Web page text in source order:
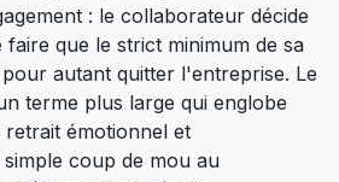
: le collaborateur décide
que le strict minimum de sa
autant quitter l'entreprise. Le
terme plus large qui englobe
émotionnel et
coup de mou au